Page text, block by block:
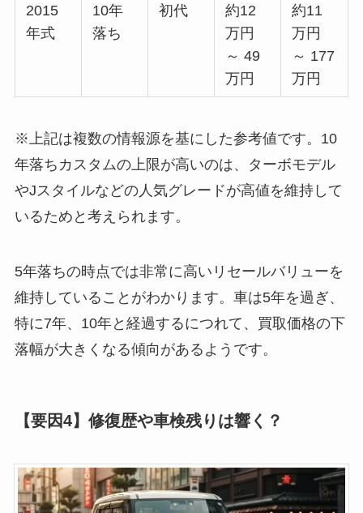
2015
年式
10年
落ち
初代
約12
万円
～ 49
万円
約11
万円
～ 177
万円
※上記は複数の情報源を基にした参考値です。10
年落ちカスタムの上限が高いのは、ターボモデル
やJスタイルなどの人気グレードが高値を維持して
いるためと考えられます。
5年落ちの時点では非常に高いリセールバリューを
維持していることがわかります。車は5年を過ぎ、
特に7年、10年と経過するにつれて、買取価格の下
落幅が大きくなる傾向があるようです。
【要因4】修復歴や車検残りは響く？